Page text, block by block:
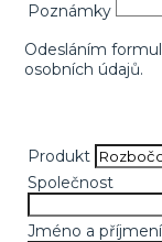
Poznámky
Odesláním
osobních údajů.
Produkt
Společnost
Jméno a příjmení